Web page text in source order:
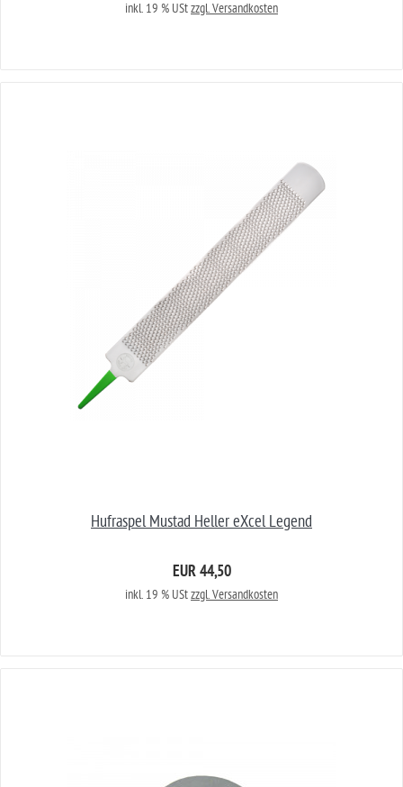
inkl. 19 % UStzzgl. Versandkosten
Hufraspel Mustad Heller eXcel Legend
EUR 44,50
inkl. 19 % UStzzgl. Versandkosten